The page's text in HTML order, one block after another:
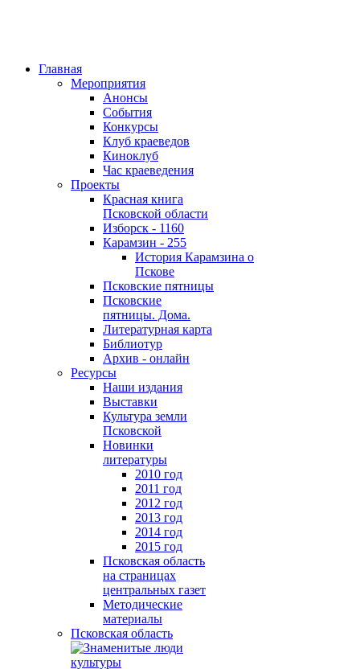
Главная
Мероприятия
Анонсы
События
Конкурсы
Клуб краеведов
Киноклуб
Час краеведения
Проекты
Красная книга
Псковской области
Изборск - 1160
Карамзин - 255
История Карамзина о
Пскове
Псковские пятницы
Псковские
пятницы. Дома.
Литературная карта
Библиотур
Архив - онлайн
Ресурсы
Наши издания
Выставки
Культура земли
Псковской
Новинки
литературы
2010 год
2011 год
2012 год
2013 год
2014 год
2015 год
Псковская область
на страницах
центральных газет
Методические
материалы
Псковская область